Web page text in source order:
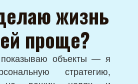
жизнь
проще?
объекты — я
стратегию,